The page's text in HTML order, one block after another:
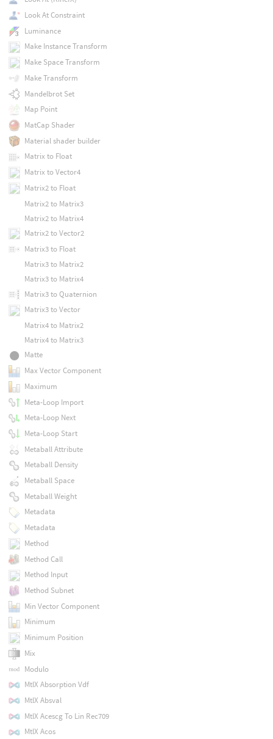
Look At Constraint
Luminance
Make Instance Transform
Make Space Transform
Make Transform
Mandelbrot Set
Map Point
MatCap Shader
Material shader builder
Matrix to Float
Matrix to Vector4
Matrix2 to Float
Matrix2 to Matrix3
Matrix2 to Matrix4
Matrix2 to Vector2
Matrix3 to Float
Matrix3 to Matrix2
Matrix3 to Matrix4
Matrix3 to Quaternion
Matrix3 to Vector
Matrix4 to Matrix2
Matrix4 to Matrix3
Matte
Max Vector Component
Maximum
Meta-Loop Import
Meta-Loop Next
Meta-Loop Start
Metaball Attribute
Metaball Density
Metaball Space
Metaball Weight
Metadata
Metadata
Method
Method Call
Method Input
Method Subnet
Min Vector Component
Minimum
Minimum Position
Mix
Modulo
MtlX Absorption Vdf
MtlX Absval
MtlX Acescg To Lin Rec709
MtlX Acos